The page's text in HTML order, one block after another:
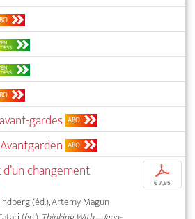
gardes ABO
ABO
changement
(éd.), Artemy Magun
p
€ 7,95